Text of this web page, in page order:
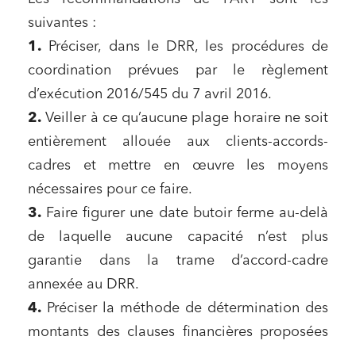
suivantes :
1. Préciser, dans le DRR, les procédures de
coordination prévues par le règlement
d’exécution 2016/545 du 7 avril 2016.
2. Veiller à ce qu’aucune plage horaire ne soit
entièrement allouée aux clients-accords-
cadres et mettre en œuvre les moyens
nécessaires pour ce faire.
3. Faire figurer une date butoir ferme au-delà
de laquelle aucune capacité n’est plus
garantie dans la trame d’accord-cadre
annexée au DRR.
4. Préciser la méthode de détermination des
montants des clauses financières proposées
Établissements financiers
Mobilité et transport
Règlement des litiges
Droit du numérique, données et conformité
Services publics et collectivités
Commande publique
Projets immobiliers
Environnement
Urbanisme et aménagement